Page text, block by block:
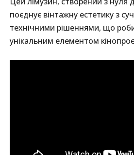
поєднує вінтажну естетику з
технічними рішеннями, що
унікальним елементом